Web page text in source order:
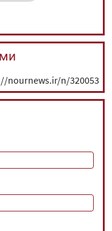
nournews.ir/n/320053